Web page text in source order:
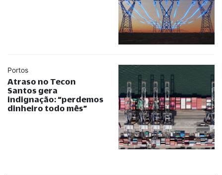
Portos
Atraso no Tecon
Santos gera
indignação: “perdemos
dinheiro todo mês”